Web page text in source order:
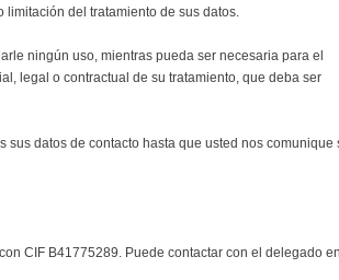
del tratamiento de sus datos.
ningún uso, mientras pueda ser necesaria para el
legal o contractual de su tratamiento, que deba ser
datos de contacto hasta que usted nos comunique
CIF B41775289. Puede contactar con el delegado en